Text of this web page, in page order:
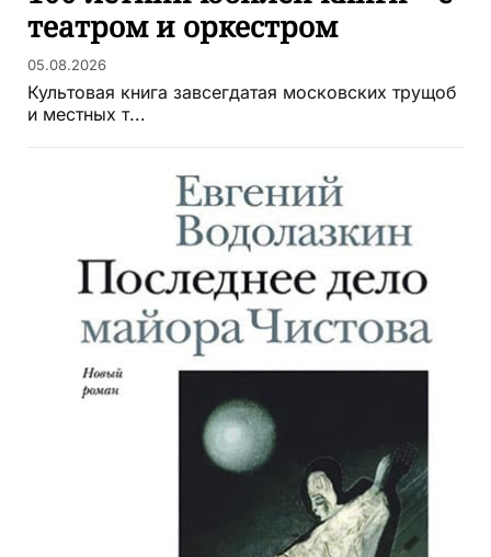
театром и оркестром
05.08.2026
Культовая книга завсегдатая московских трущоб
и местных т...